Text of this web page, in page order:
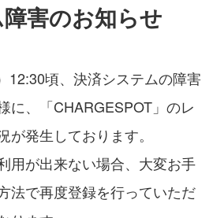
害のお知らせ
12:30頃、決済システムの障害
に、「CHARGESPOT」のレ
が発生しております。
用が出来ない場合、大変お手
法で再度登録を行っていただ